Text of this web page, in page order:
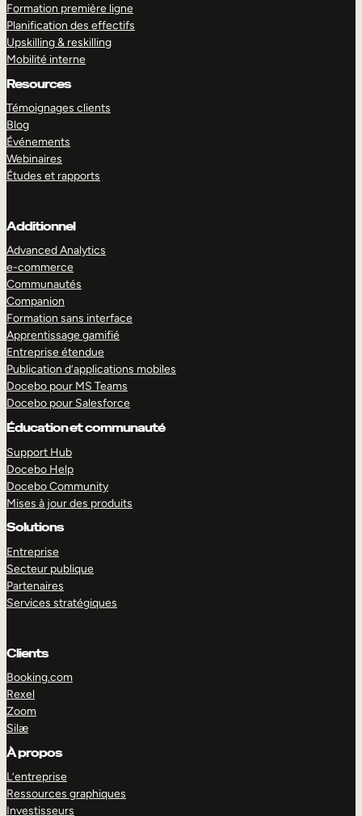
Formation première ligne
Planification des effectifs
Upskilling & reskilling
Mobilité interne
Resources
Témoignages clients
Blog
Événements
Webinaires
Études et rapports
Additionnel
Advanced Analytics
e-commerce
Communautés
Companion
Formation sans interface
Apprentissage gamifié
Entreprise étendue
Publication d’applications mobiles
Docebo pour MS Teams
Docebo pour Salesforce
Éducation et communauté
Support Hub
Docebo Help
Docebo Community
Mises à jour des produits
Solutions
Entreprise
Secteur publique
Partenaires
Services stratégiques
Clients
Booking.com
Rexel
Zoom
Silæ
À propos
L’entreprise
Ressources graphiques
Investisseurs